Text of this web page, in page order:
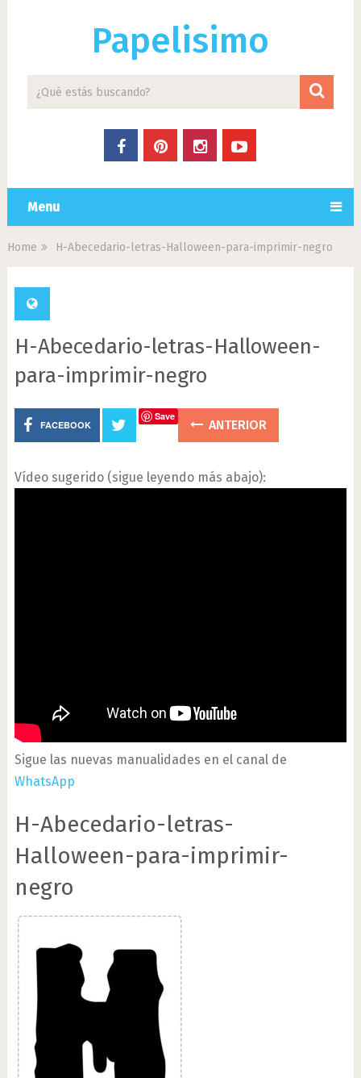
Papelisimo
Menu
Home H-Abecedario-letras-Halloween-para-imprimir-negro
H-Abecedario-letras-Halloween-
para-imprimir-negro
FACEBOOK
Save
ANTERIOR
Vídeo sugerido (sigue leyendo más abajo):
Sigue las nuevas manualidades en el canal de
WhatsApp
H-Abecedario-letras-
Halloween-para-imprimir-
negro